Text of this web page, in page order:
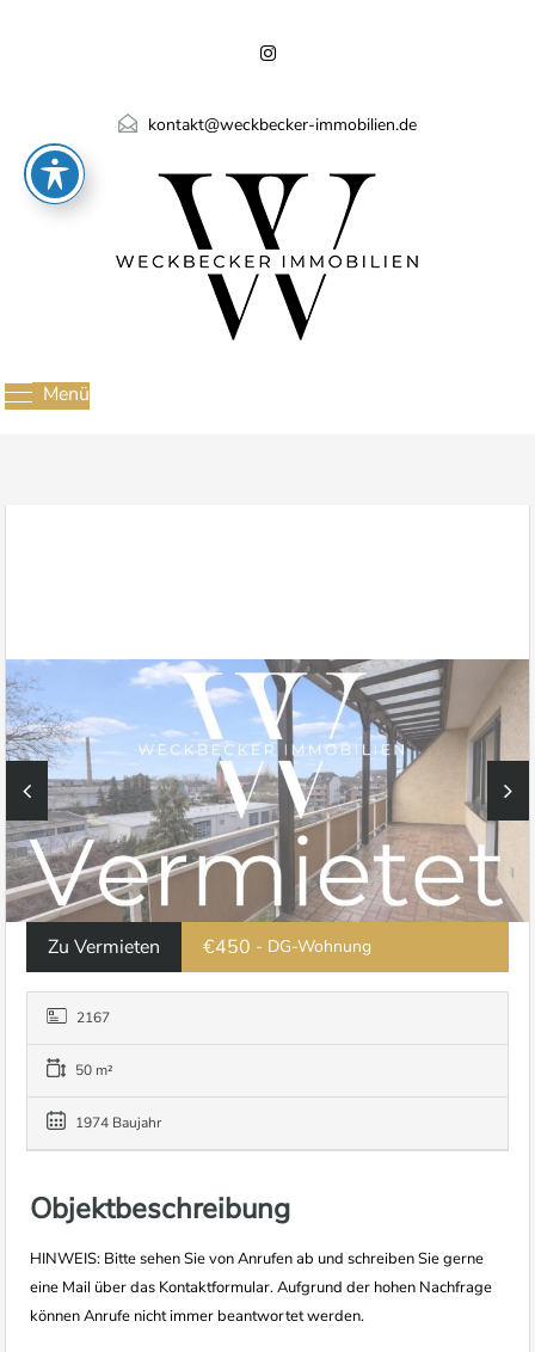
kontakt@weckbecker-immobilien.de
Menü
Zu Vermieten €450 - DG-Wohnung
2167
50 m²
1974 Baujahr
Objektbeschreibung
HINWEIS: Bitte sehen Sie von Anrufen ab und schreiben Sie gerne
eine Mail über das Kontaktformular. Aufgrund der hohen Nachfrage
können Anrufe nicht immer beantwortet werden.